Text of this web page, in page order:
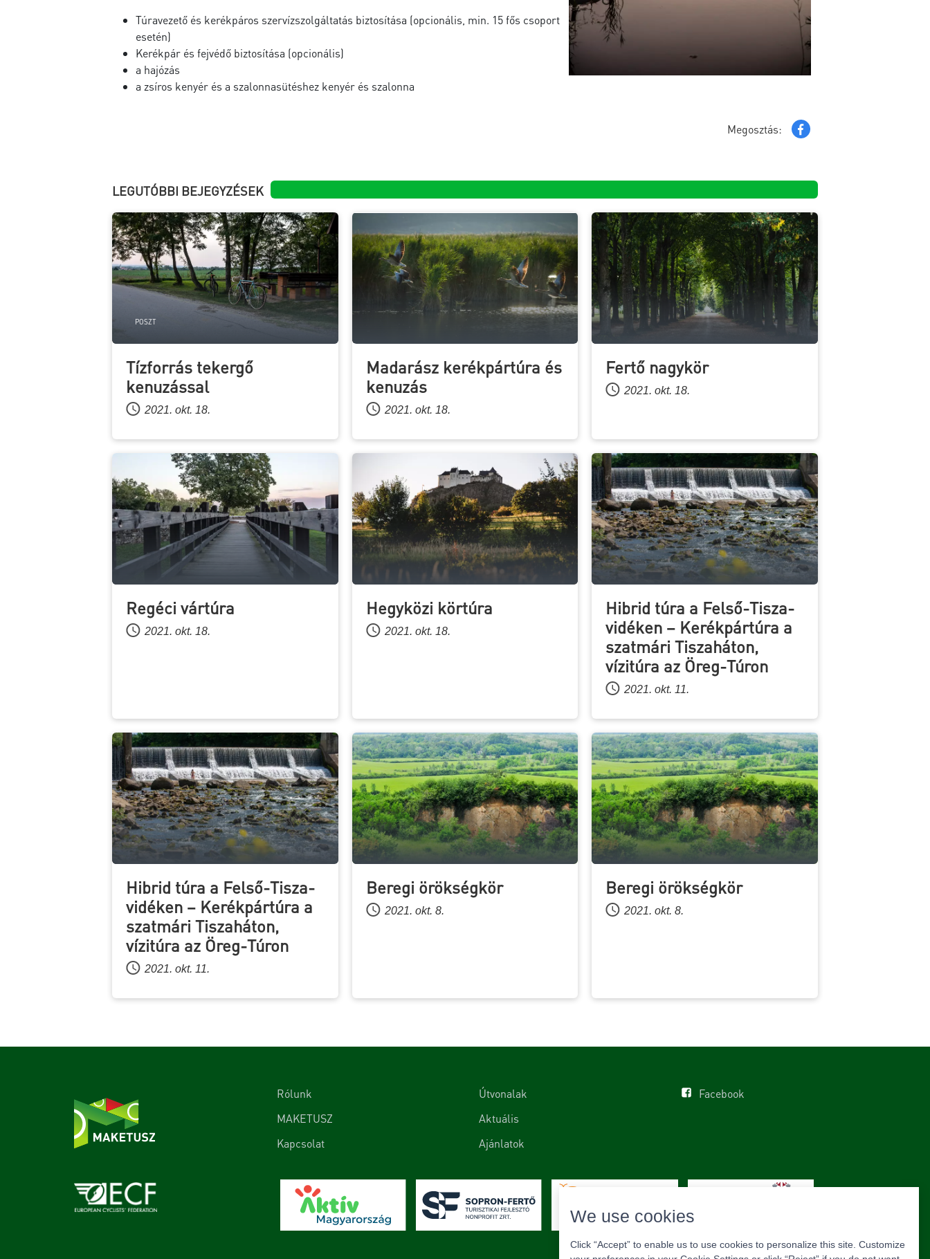
Túravezető és kerékpáros szervízszolgáltatás biztosítása (opcionális, min. 15 fős csoport
esetén)
Kerékpár és fejvédő biztosítása (opcionális)
a hajózás
a zsíros kenyér és a szalonnasütéshez kenyér és szalonna
Megosztás:
LEGUTÓBBI BEJEGYZÉSEK
POSZT
Tízforrás tekergő
kenuzással
2021. okt. 18.
Madarász kerékpártúra és
kenuzás
2021. okt. 18.
Fertő nagykör
2021. okt. 18.
Regéci vártúra
2021. okt. 18.
Hegyközi körtúra
2021. okt. 18.
Hibrid túra a Felső-Tisza-
vidéken – Kerékpártúra a
szatmári Tiszaháton,
vízitúra az Öreg-Túron
2021. okt. 11.
Hibrid túra a Felső-Tisza-
vidéken – Kerékpártúra a
szatmári Tiszaháton,
vízitúra az Öreg-Túron
2021. okt. 11.
Beregi örökségkör
2021. okt. 8.
Beregi örökségkör
2021. okt. 8.
Rólunk
MAKETUSZ
Kapcsolat
Útvonalak
Aktuális
Ajánlatok
Facebook
We use cookies
Click “Accept” to enable us to use cookies to personalize this site. Customize